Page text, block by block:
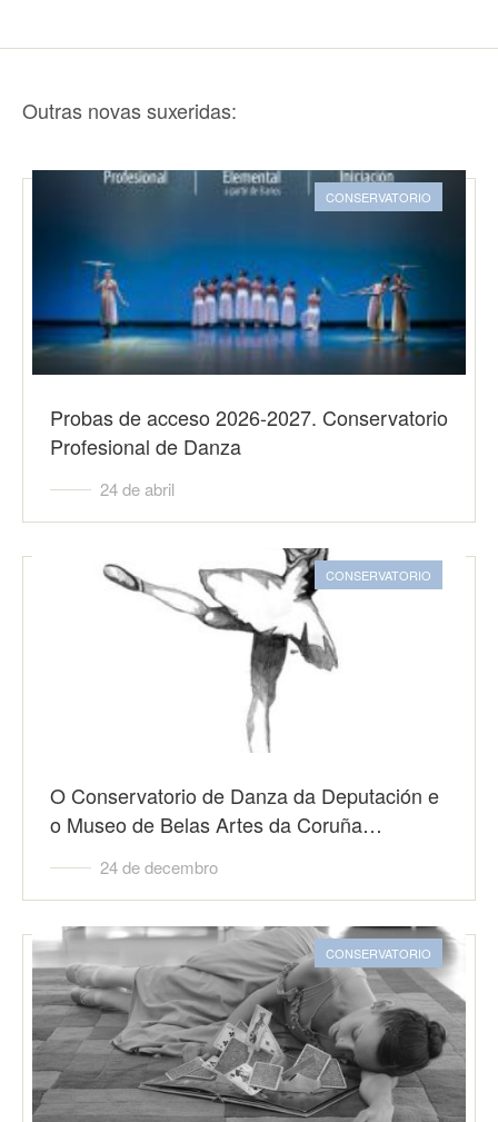
Outras novas suxeridas:
CONSERVATORIO
Probas de acceso 2026-2027. Conservatorio
Profesional de Danza
24 de abril
CONSERVATORIO
O Conservatorio de Danza da Deputación e
o Museo de Belas Artes da Coruña…
24 de decembro
CONSERVATORIO